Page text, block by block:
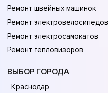
Ремонт швейных машинок
Ремонт электровелосипедов
Ремонт электросамокатов
Ремонт тепловизоров
ВЫБОР ГОРОДА
Краснодар